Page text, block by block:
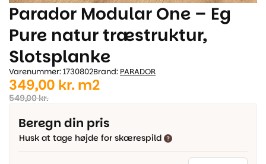
Parador Modular One – Eg
Pure natur træstruktur,
Slotsplanke
Varenummer: 1730802Brand: PARADOR
549,00kr.
Den
oprindelige
pris
var:
349,00 kr.
Den
aktuelle
pris
er:
m2
Beregn din pris
Husk at tage højde for skærespild